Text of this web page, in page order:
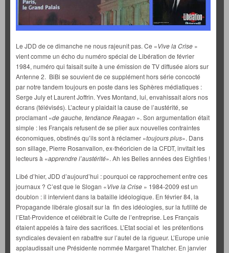
Le JDD de ce dimanche ne nous rajeunit pas. Ce «Vive la Crise »
vient comme un écho du numéro spécial de Libération de février
1984, numéro qui faisait suite à une émission de TV diffusée alors sur
Antenne 2. BiBi se souvient de ce supplément hors série concocté
par notre tandem toujours en poste dans les Sphères médiatiques :
Serge July et Laurent Joffrin. Yves Montand, lui, envahissait alors nos
écrans (télévisés). L’acteur y plaidait la cause de l’austérité, se
proclamant «de gauche, tendance Reagan ». Son argumentation était
simple : les Français refusent de se plier aux nouvelles contraintes
économiques, obstinés qu’ils sont à réclamer «toujours plus». Dans
son sillage, Pierre Rosanvallon, ex-théoricien de la CFDT, invitait les
lecteurs à «apprendre l’austérité». Ah les Belles années des Eighties !
Libé d’hier, JDD d’aujourd’hui : pourquoi ce rapprochement entre ces
journaux ? C’est que le Slogan «Vive la Crise » 1984-2009 est un
doublon : il intervient dans la bataille idéologique. En février 84, la
Propagande libérale glosait sur la fin des idéologies, sur la futilité de
l’Etat-Providence et célébrait le Culte de l’entreprise. Les Français
étaient appelés à faire des sacrifices. L’Etat social et les prétentions
syndicales devaient en rabattre sur l’autel de la rigueur. L’Europe unie
applaudissait une Présidente nommée Margaret Thatcher. En janvier